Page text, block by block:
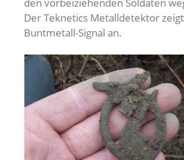
Der Teknetics Metalldetektor
Buntmetall-Signal an.